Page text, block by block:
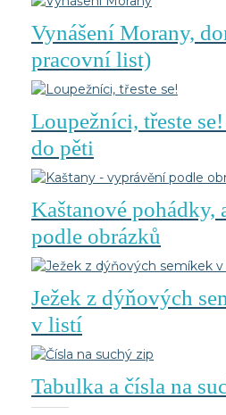
Vynášení Morany,
pracovní list)
Loupežníci, třeste
do pěti
Kaštanové pohádky,
podle obrázků
Ježek z dýňových
v listí
Tabulka a čísla na